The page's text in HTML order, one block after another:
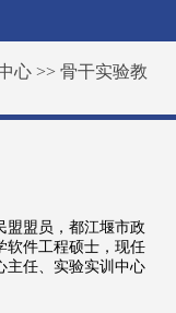
心 >>骨干实验教
盟盟员，都江堰市政
软件工程硕士，现任
主任、实验实训中心